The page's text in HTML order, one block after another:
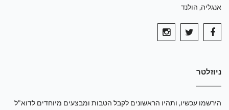
אנגליה, הולנד
ניוזלטר
הירשמו עכשיו, ותהיו הראשונים לקבל הטבות ומבצעים מיוחדים לדוא"ל